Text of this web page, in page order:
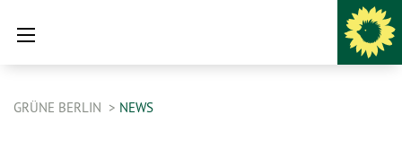
GRÜNE BERLIN NEWS